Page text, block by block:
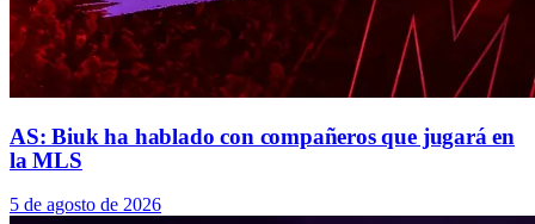
AS: Biuk ha hablado con compañeros que jugará en
la MLS
5 de agosto de 2026